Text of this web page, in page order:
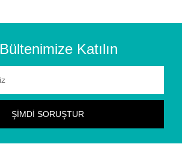
Bültenimize Katılın